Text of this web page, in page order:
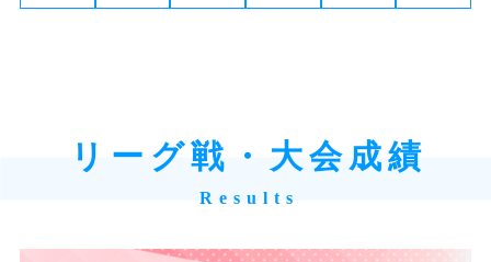
リーグ戦・大会成績